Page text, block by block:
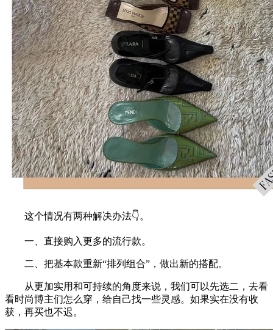
这个情况有两种解决办法👇。
一、直接购入更多的流行款。
二、把基本款重新“排列组合”，做出新的搭配。
从更加实用和可持续的角度来说，我们可以先选二，去看
看时尚博主们怎么穿，给自己找一些灵感。如果实在没有收
获，再买也不迟。